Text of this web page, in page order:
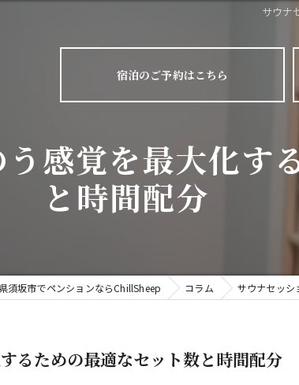
サウナ
宿泊のご予約はこちら
感覚を最大化す
と時間配分
須坂市でペンションならChillSheep コラム サウナセッシ
るための最適なセット数と時間配分